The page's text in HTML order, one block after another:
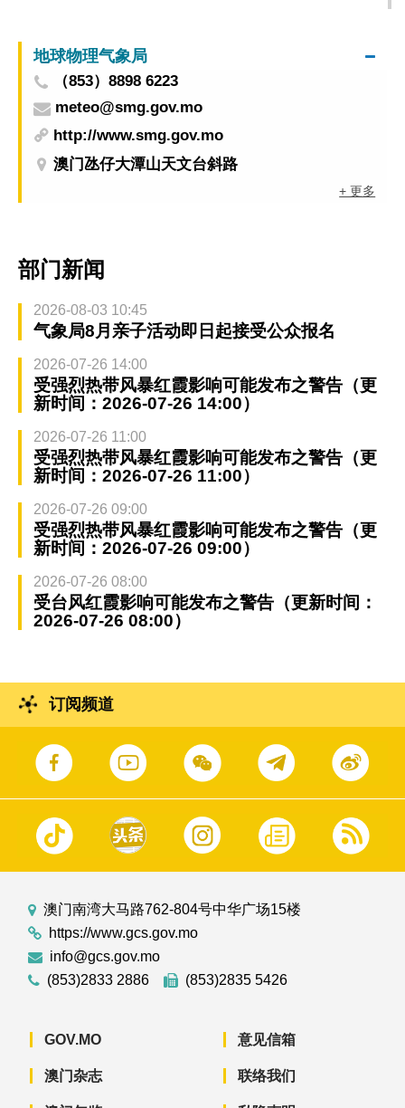
地球物理气象局
（853）8898 6223
meteo@smg.gov.mo
http://www.smg.gov.mo
澳门氹仔大潭山天文台斜路
+ 更多
部门新闻
2026-08-03 10:45
气象局8月亲子活动即日起接受公众报名
2026-07-26 14:00
受强烈热带风暴红霞影响可能发布之警告（更
新时间：2026-07-26 14:00）
2026-07-26 11:00
受强烈热带风暴红霞影响可能发布之警告（更
新时间：2026-07-26 11:00）
2026-07-26 09:00
受强烈热带风暴红霞影响可能发布之警告（更
新时间：2026-07-26 09:00）
2026-07-26 08:00
受台风红霞影响可能发布之警告（更新时间：
2026-07-26 08:00）
订阅频道
澳门南湾大马路762-804号中华广场15楼
https://www.gcs.gov.mo
info@gcs.gov.mo
(853)2833 2886
(853)2835 5426
GOV.MO
澳门杂志
意见信箱
联络我们